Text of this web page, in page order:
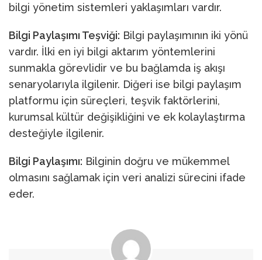
bilgi yönetim sistemleri yaklaşımları vardır.
Bilgi Paylaşımı Teşviği: Bilgi paylaşımının iki yönü
vardır. İlki en iyi bilgi aktarım yöntemlerini
sunmakla görevlidir ve bu bağlamda iş akışı
senaryolarıyla ilgilenir. Diğeri ise bilgi paylaşım
platformu için süreçleri, teşvik faktörlerini,
kurumsal kültür değişikliğini ve ek kolaylaştırma
desteğiyle ilgilenir.
Bilgi Paylaşımı: Bilginin doğru ve mükemmel
olmasını sağlamak için veri analizi sürecini ifade
eder.